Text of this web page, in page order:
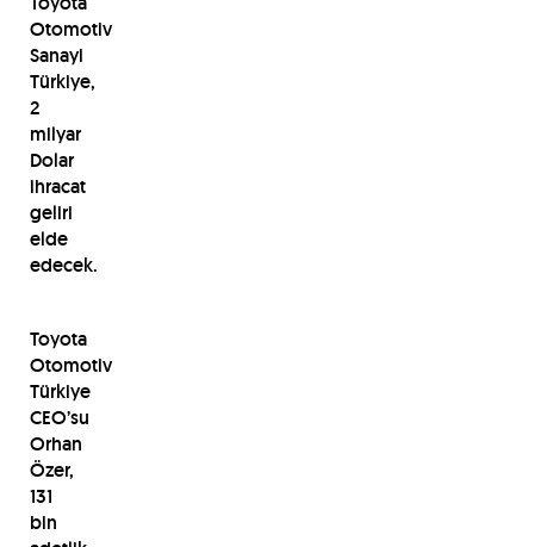
Otomotiv
Sanayi
Türkiye,
2
milyar
Dolar
ihracat
geliri
elde
edecek.
Toyota
Otomotiv
Türkiye
CEO’su
Orhan
Özer,
131
bin